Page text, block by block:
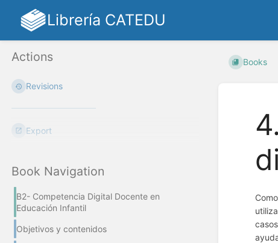
Librería CATEDU
Actions
Revisions
Export
Book Navigation
B2- Competencia Digital Docente en
Educación Infantil
Objetivos y contenidos
Books